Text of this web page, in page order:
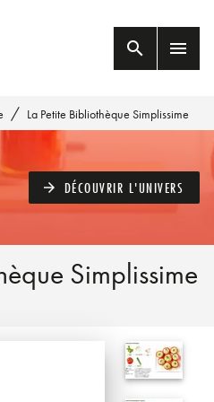
search menu
/ La Petite Bibliothèque Simplissime
arrow_forward DÉCOUVRIR L'UNIVERS
Simplissime